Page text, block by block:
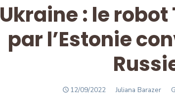
Ukraine : le robot
par l’Estonie
POSTED
12/09/2022 Author
Juliana Barazer